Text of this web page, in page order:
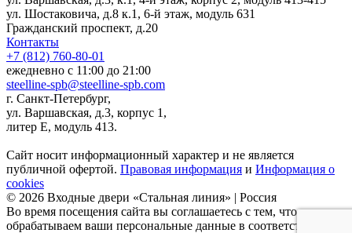
ул. Шостаковича, д.8 к.1, 6-й этаж, модуль 631
Гражданский проспект, д.20
Контакты
+7 (812) 760-80-01
ежедневно с 11:00 до 21:00
steelline-spb@steelline-spb.com
г. Санкт-Петербург,
ул. Варшавская, д.3, корпус 1,
литер Е, модуль 413.
Сайт носит информационный характер и не является
публичной офертой. Правовая информация и Информация о
cookies
© 2026 Входные двери «Стальная линия» | Россия
Во время посещения сайта вы соглашаетесь с тем, что мы
обрабатываем ваши персональные данные в соответствии с